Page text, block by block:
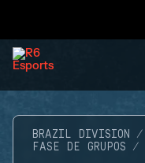
BRAZIL DIVISION
FASE DE GRUPOS